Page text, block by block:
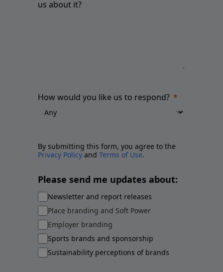
us about it?
How would you like us to respond?
By submitting this form, you agree to the
Privacy Policy and Terms of Use.
Please send me updates about:
Newsletter and report releases
Place branding and Soft Power
Employer branding
Sports brands and sponsorship
Sustainability perceptions of brands